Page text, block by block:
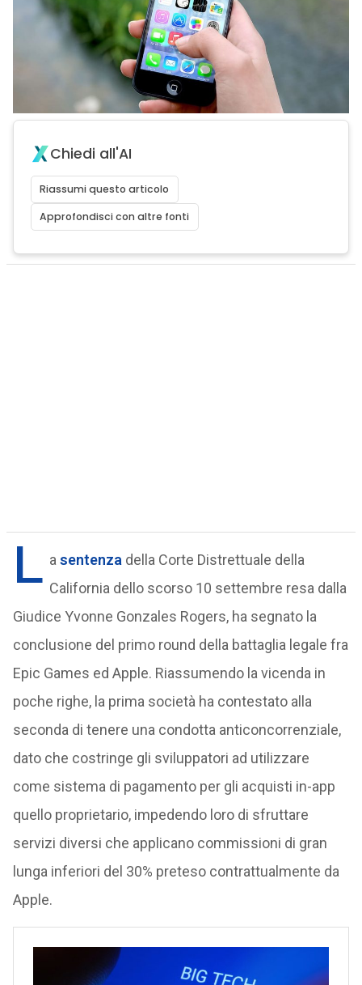
Chiedi all'AI
Riassumi questo articolo
Approfondisci con altre fonti
L a sentenza della Corte Distrettuale della
California dello scorso 10 settembre resa dalla
Giudice Yvonne Gonzales Rogers, ha segnato la
conclusione del primo round della battaglia legale fra
Epic Games ed Apple. Riassumendo la vicenda in
poche righe, la prima società ha contestato alla
seconda di tenere una condotta anticoncorrenziale,
dato che costringe gli sviluppatori ad utilizzare
come sistema di pagamento per gli acquisti in-app
quello proprietario, impedendo loro di sfruttare
servizi diversi che applicano commissioni di gran
lunga inferiori del 30% preteso contrattualmente da
Apple.